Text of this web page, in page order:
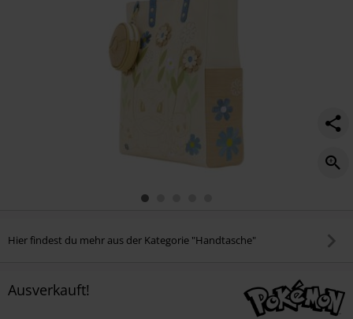
Hier findest du mehr aus der Kategorie "Handtasche"
Ausverkauft!